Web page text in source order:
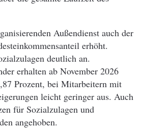
Außendienst auch der
erhöht.
deutlich an.
erhalten ab November 2026
Prozent, bei Mitarbeitern mit
leicht geringer aus. Auch
für Sozialzulagen und
angehoben.